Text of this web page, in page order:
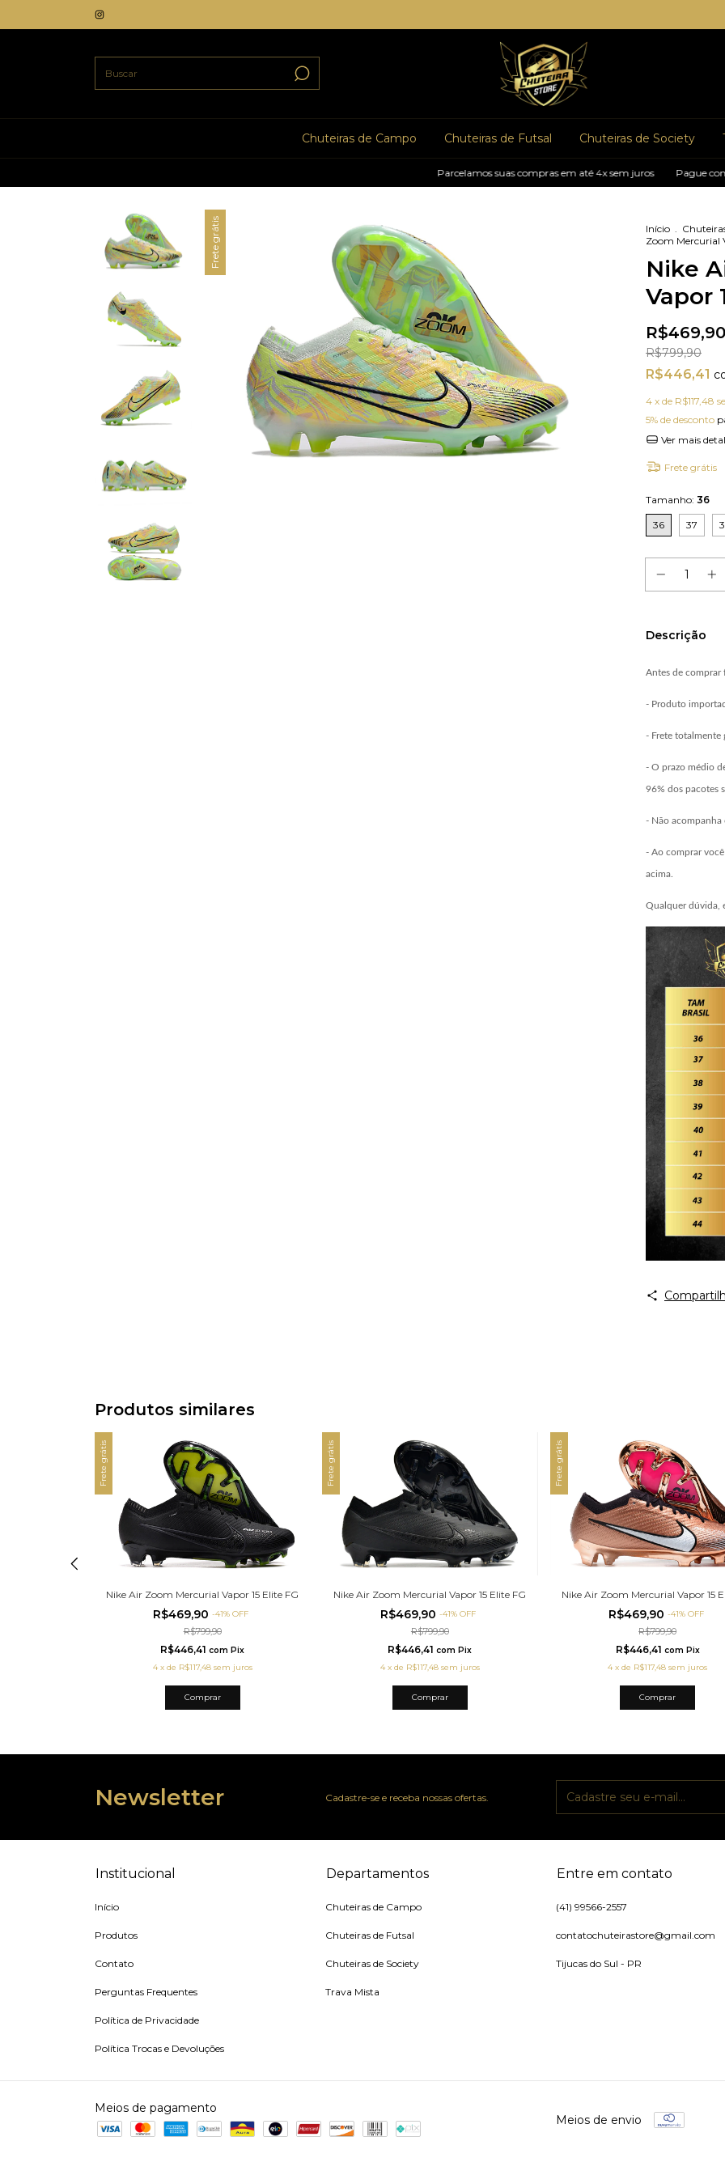
Chuteiras de Campo Chuteiras de Futsal Chuteiras de Society
Parcelamos suas compras em até 4x sem juros Pague com pix
Frete grátis Início
Zoom Mercurial
Nike
Vapor
R$469,90
R$799,90
R$446,41
4 x de R$117,48
5% de desconto
Ver mais
Frete grátis
Tamanho: 36
36 37
Descrição
Antes de comprar
- Produto
- Frete totalmente
- O prazo médio
96% dos pacotes
- Não acompanha
- Ao comprar
acima.
Qualquer dúvida,
Produtos similares
Frete grátis
Nike Air Zoom Mercurial Vapor 15 Elite FG
R$469,90-41%OFF
R$799,90
R$446,41com Pix
4 x de R$117,48 sem juros
Comprar
Frete grátis
Nike Air Zoom Mercurial Vapor 15 Elite FG
R$469,90-41%OFF
R$799,90
R$446,41com Pix
4 x de R$117,48 sem juros
Comprar
Frete grátis
Nike Air Zoom Mercurial Vapor 15
R$469,90 -41% OFF
R$799,90
R$446,41 com Pix
4 xde R$117,48 sem juros
Comprar
Newsletter Cadastre-se e receba nossas ofertas.
Institucional
Início
Produtos
Contato
Perguntas Frequentes
Política de Privacidade
Política Trocas e Devoluções
Departamentos
Chuteiras de Campo
Chuteiras de Futsal
Chuteiras de Society
Trava Mista
Entre em contato
(41) 99566-2557
contatochuteirastore@gmail.com
Tijucas do Sul - PR
Meios de pagamento
Meios de envio